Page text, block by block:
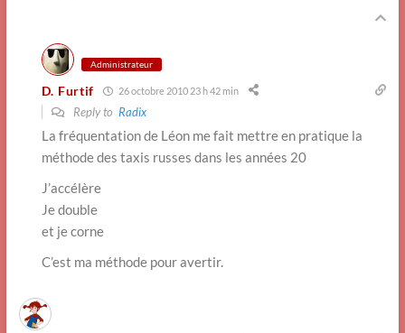
Administrateur
D. Furtif 26 octobre 2010 23 h 42 min
Reply to Radix
La fréquentation de Léon me fait mettre en pratique la
méthode des taxis russes dans les années 20
J’accélère
Je double
et je corne
C’est ma méthode pour avertir.